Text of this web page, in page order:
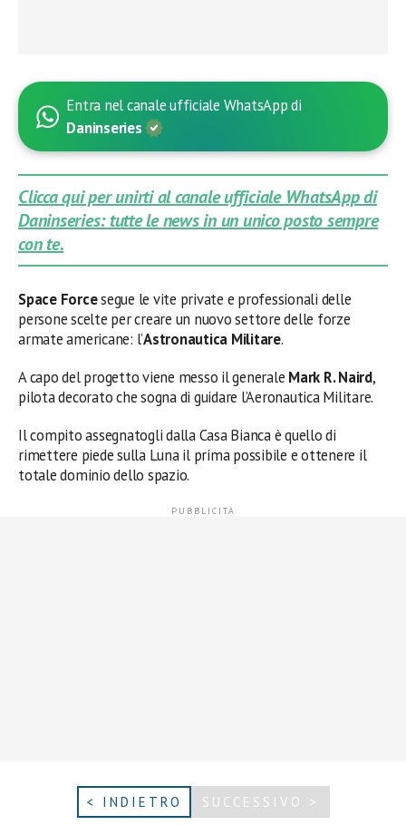
Entra nel canale ufficiale WhatsApp di
Daninseries
Clicca qui per unirti al canale ufficiale WhatsApp di
Daninseries: tutte le news in un unico posto sempre
con te.
Space Forcesegue le vite private e professionali delle
persone scelte per creare un nuovo settore delle forze
armate americane: l’Astronautica Militare.
A capo del progetto viene messo il generale Mark R. Naird,
pilota decorato che sogna di guidare l’Aeronautica Militare.
Il compito assegnatogli dalla Casa Bianca è quello di
rimettere piede sulla Luna il prima possibile e ottenere il
totale dominio dello spazio.
< INDIETRO SUCCESSIVO >